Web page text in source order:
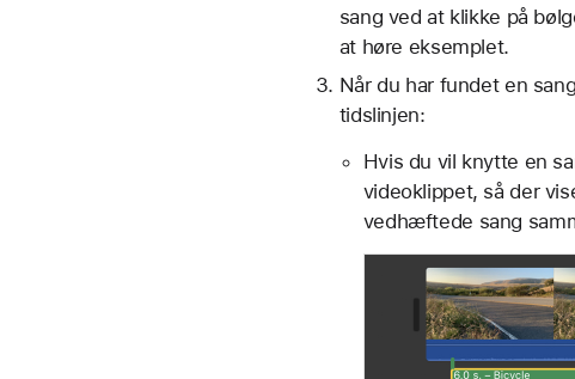
sang ved at klikke på
at høre eksemplet.
Når du har fundet en
tidslinjen:
Hvis du vil knytte en
videoklippet, så der
vedhæftede sang